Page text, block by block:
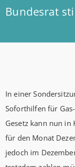
In einer
Soforthilfen für
Gesetz kann nun in
für den Monat
jedoch im